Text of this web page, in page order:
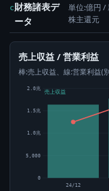
c財務諸表デ
ータ
単位:億円 /
株主還元
売上収益 / 営業利益
棒:売上収益、線:営業利益(
0
5,000
1.0兆
1.5兆
2.0兆
24/12
売上収益